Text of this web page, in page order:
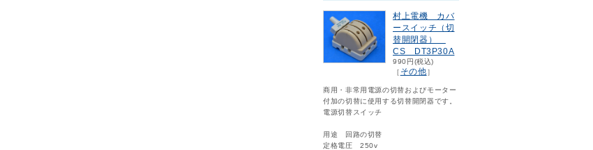
村上電機 カバ
ースイッチ（切
替開閉器）
CS DT3P30A
990円(税込)
［ その他］
商用・非常用電源の切替およびモーター
付加の切替に使用する切替開閉器です。
電源切替スイッチ
用途 回路の切替
定格電圧 250v